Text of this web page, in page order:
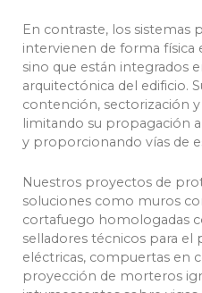
En contraste, los sistemas
intervienen de forma física
sino que están integrados
arquitectónica del edificio.
contención, sectorización
limitando su propagación
y proporcionando vías de
Nuestros proyectos de
soluciones como muros
cortafuego homologadas
selladores técnicos para el
eléctricas, compuertas en
proyección de morteros